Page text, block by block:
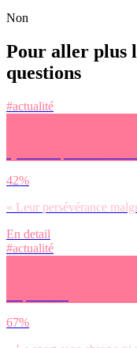
Non
Pour aller plus
questions
#actualité
42%
« Leur persévérance
En detail
#actualité
67%